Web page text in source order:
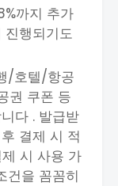
까지 추가
진행되기도
/호텔/항공
권 쿠폰 등
다 . 발급받
결제 시 적
시 사용 가
건을 꼼꼼히